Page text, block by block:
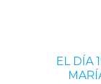
EL DÍA